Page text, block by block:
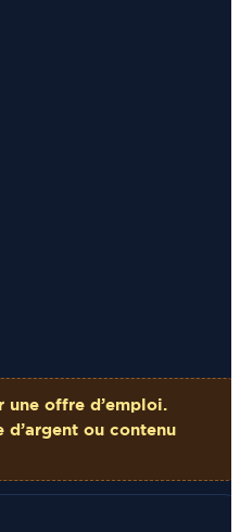
une offre d’emploi.
d’argent ou contenu